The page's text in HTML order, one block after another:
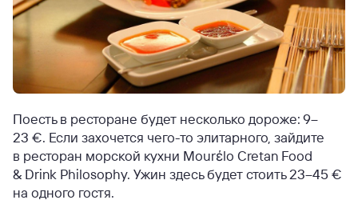
Поесть в ресторане будет несколько дороже: 9–
23 €. Если захочется чего-то элитарного, зайдите
в ресторан морской кухни Mourέlo Cretan Food
& Drink Philosophy. Ужин здесь будет стоить 23–45 €
на одного гостя.